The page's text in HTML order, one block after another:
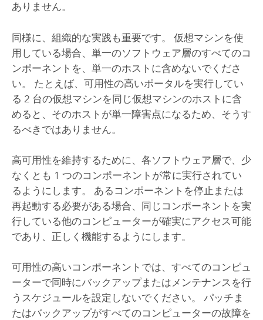
ありません。
同様に、組織的な実践も重要です。 仮想マシンを使
用している場合、単一のソフトウェア層のすべてのコ
ンポーネントを、単一のホストに含めないでくださ
い。 たとえば、可用性の高いポータルを実行してい
る 2 台の仮想マシンを同じ仮想マシンのホストに含
めると、そのホストが単一障害点になるため、そうす
るべきではありません。
高可用性を維持するために、各ソフトウェア層で、少
なくとも 1 つのコンポーネントが常に実行されてい
るようにします。 あるコンポーネントを停止または
再起動する必要がある場合、同じコンポーネントを実
行している他のコンピューターが確実にアクセス可能
であり、正しく機能するようにします。
可用性の高いコンポーネントでは、すべてのコンピュ
ーターで同時にバックアップまたはメンテナンスを行
うスケジュールを設定しないでください。 パッチま
たはバックアップがすべてのコンピューターの故障を